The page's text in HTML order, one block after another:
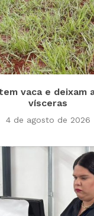
vaca e deixam
vísceras
4 de agosto de 2026